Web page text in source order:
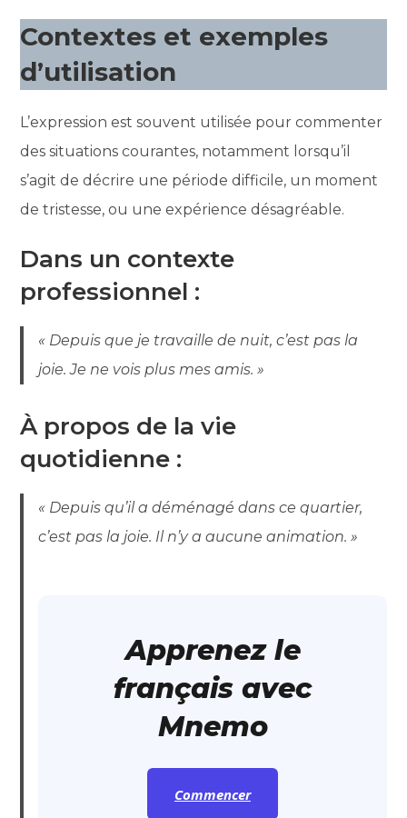
Contextes et exemples
d’utilisation
L’expression est souvent utilisée pour commenter
des situations courantes, notamment lorsqu’il
s’agit de décrire une période difficile, un moment
de tristesse, ou une expérience désagréable.
Dans un contexte
professionnel :
« Depuis que je travaille de nuit, c’est pas la
joie. Je ne vois plus mes amis. »
À propos de la vie
quotidienne :
« Depuis qu’il a déménagé dans ce quartier,
c’est pas la joie. Il n’y a aucune animation. »
Apprenez le
français avec
Mnemo
Commencer